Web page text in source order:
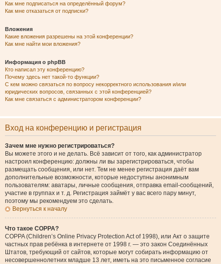
Как мне подписаться на определённый форум?
Как мне отказаться от подписки?
Вложения
Какие вложения разрешены на этой конференции?
Как мне найти мои вложения?
Информация о phpBB
Кто написал эту конференцию?
Почему здесь нет такой-то функции?
С кем можно связаться по вопросу некорректного использования и/или
юридических вопросов, связанных с этой конференцией?
Как мне связаться с администратором конференции?
Вход на конференцию и регистрация
Зачем мне нужно регистрироваться?
Вы можете этого и не делать. Всё зависит от того, как администратор
настроил конференцию: должны ли вы зарегистрироваться, чтобы
размещать сообщения, или нет. Тем не менее регистрация даёт вам
дополнительные возможности, которые недоступны анонимным
пользователям: аватары, личные сообщения, отправка email-сообщений,
участие в группах и т. д. Регистрация займёт у вас всего пару минут,
поэтому мы рекомендуем это сделать.
Вернуться к началу
Что такое COPPA?
COPPA (Children’s Online Privacy Protection Act of 1998), или Акт о защите
частных прав ребёнка в интернете от 1998 г. — это закон Соединённых
Штатов, требующий от сайтов, которые могут собирать информацию от
несовершеннолетних младше 13 лет, иметь на это письменное согласие